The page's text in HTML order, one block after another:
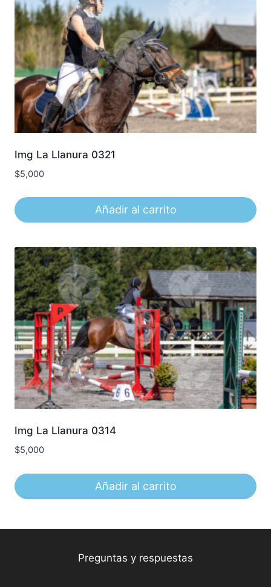
Img La Llanura 0321
$5,000
Añadir al carrito
Img La Llanura 0314
$5,000
Añadir al carrito
Preguntas y respuestas